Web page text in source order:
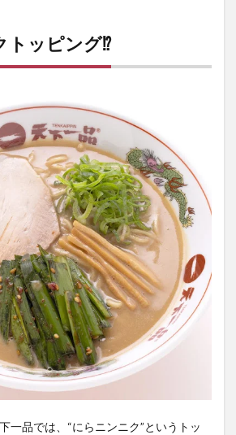
トッピング⁉
一品では、“にらニンニク”というトッ